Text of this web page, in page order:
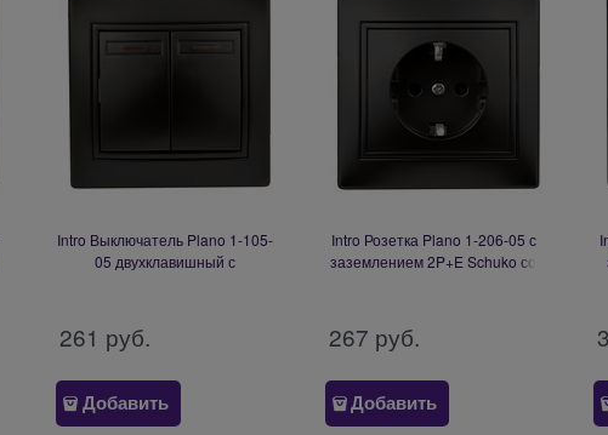
Intro Выключатель Plano 1-105-
05 двухклавишный с
261 руб.
Добавить
Intro Розетка Plano 1-206-05 с
заземлением 2P+E Schuko со
267 руб.
Добавить